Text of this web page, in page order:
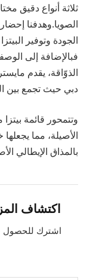
ثلاثة أنواع دقيق
الصويا.وهدفنا
الجودة وتوفير
فبالإضافة إلى
الذوّاقة، يقدم
دبي حيث تجمع بين
وتتمحور قائمة
الأصيلة، مما يجعلها
بالمذاق الإيطالي
اكتشاف
اشترك للحصول